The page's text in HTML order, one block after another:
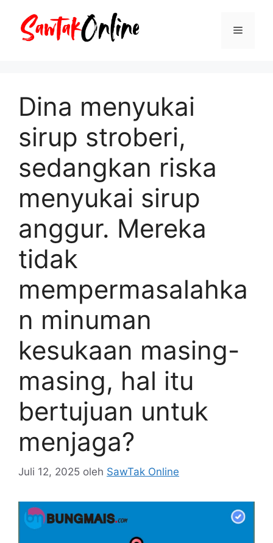
Menu
Dina menyukai
sirup stroberi,
sedangkan riska
menyukai sirup
anggur. Mereka
tidak
mempermasalahka
n minuman
kesukaan masing-
masing, hal itu
bertujuan untuk
menjaga?
Juli 12, 2025 oleh SawTak Online